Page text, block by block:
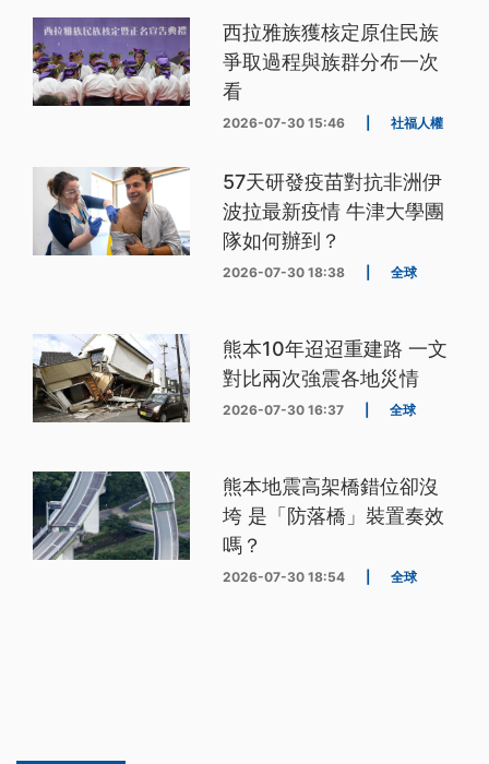
西拉雅族獲核定原住民族
爭取過程與族群分布一次
看
2026-07-30 15:46 社福人權
57天研發疫苗對抗非洲伊
波拉最新疫情 牛津大學團
隊如何辦到？
2026-07-30 18:38 全球
熊本10年迢迢重建路 一文
對比兩次強震各地災情
2026-07-30 16:37 全球
熊本地震高架橋錯位卻沒
垮 是「防落橋」裝置奏效
嗎？
2026-07-30 18:54 全球